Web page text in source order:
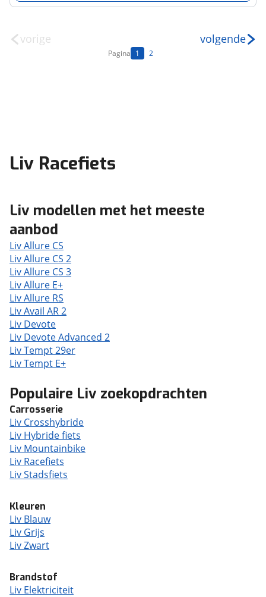
vorige
Pagina 1 2
volgende
Liv Racefiets
Liv modellen met het meeste
aanbod
Liv Allure CS
Liv Allure CS 2
Liv Allure CS 3
Liv Allure E+
Liv Allure RS
Liv Avail AR 2
Liv Devote
Liv Devote Advanced 2
Liv Tempt 29er
Liv Tempt E+
Populaire Liv zoekopdrachten
Carrosserie
Liv Crosshybride
Liv Hybride fiets
Liv Mountainbike
Liv Racefiets
Liv Stadsfiets
Kleuren
Liv Blauw
Liv Grijs
Liv Zwart
Brandstof
Liv Elektriciteit